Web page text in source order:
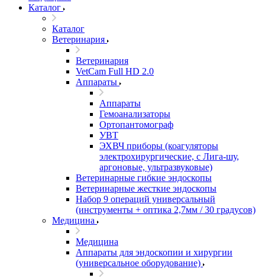
Каталог
Каталог
Ветеринария
Ветеринария
VetCam Full HD 2.0
Аппараты
Аппараты
Гемоанализаторы
Ортопантомограф
УВТ
ЭХВЧ приборы (коагуляторы
электрохирургические, с Лига-шу,
аргоновые, ультразвуковые)
Ветеринарные гибкие эндоскопы
Ветеринарные жесткие эндоскопы
Набор 9 операций универсальный
(инструменты + оптика 2,7мм / 30 градусов)
Медицина
Медицина
Аппараты для эндоскопии и хирургии
(универсальное оборудование)